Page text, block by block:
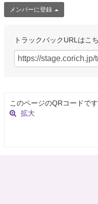
メンバーに登録
トラックバックURLはこ
このページのQRコードです
拡大